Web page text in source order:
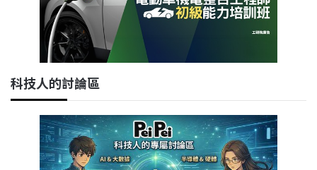
科技人的討論區